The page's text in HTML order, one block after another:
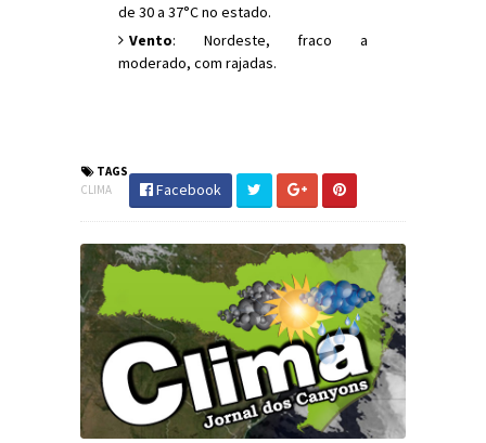
de 30 a 37°C no estado.
Vento: Nordeste, fraco a
moderado, com rajadas.
TAGS
CLIMA
Facebook